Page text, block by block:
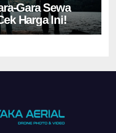
Gara Sewa
Harga Ini!